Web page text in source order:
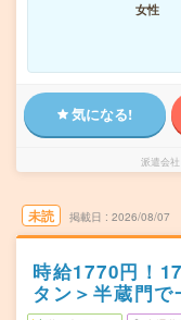
女性
気になる!
派遣会社
未読 掲載日 2026/08/07
時給1770円！
タン＞半蔵門で